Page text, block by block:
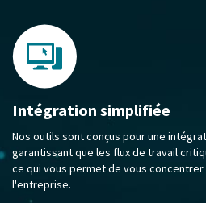
Intégration simplifiée
Nos outils sont conçus pour une
garantissant que les flux de travail
ce qui vous permet de vous
l'entreprise.